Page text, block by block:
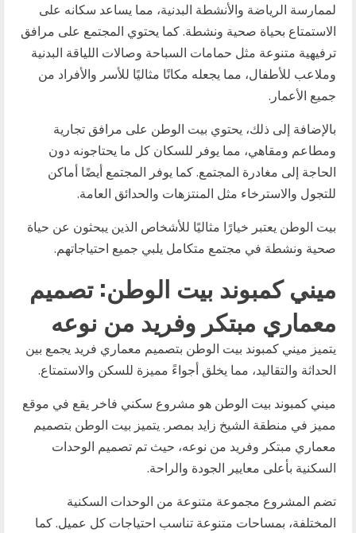
لممارسة الرياضة والأنشطة البدنية، مما يساعد سكانه على
الاستمتاع بحياة صحية ونشطة. كما يحتوي المجتمع على مرافق
ترفيهية متنوعة مثل حمامات السباحة وصالات اللياقة البدنية
وملاعب للأطفال، مما يجعله مكانًا مثاليًا للأسر والأفراد من
جميع الأعمار.
بالإضافة إلى ذلك، يحتوي بيت الوطن على مرافق تجارية
ومطاعم ومقاهي، مما يوفر للسكان كل ما يحتاجونه دون
الحاجة إلى مغادرة المجتمع. كما يوفر المجتمع أيضًا أماكن
للتجول والاسترخاء مثل المنتزهات والحدائق العامة.
بيت الوطن يعتبر خيارًا مثاليًا للأشخاص الذين يبحثون عن حياة
صحية ونشطة في مجتمع متكامل يلبي جميع احتياجاتهم.
ميني كمبوند بيت الوطن: تصميم
معماري مبتكر وفريد من نوعه
يتميز ميني كمبوند بيت الوطن بتصميم معماري فريد يجمع بين
الحداثة والتقاليد، مما يخلق أجواءً مميزة للسكن والاستمتاع.
ميني كمبوند بيت الوطن هو مشروع سكني فاخر يقع في موقع
مميز في منطقة الشيخ زايد بمصر. يتميز بيت الوطن بتصميم
معماري مبتكر وفريد من نوعه، حيث تم تصميم الوحدات
السكنية بأعلى معايير الجودة والراحة.
تضم المشروع مجموعة متنوعة من الوحدات السكنية
المختلفة، بمساحات متنوعة تناسب احتياجات كل عميل. كما